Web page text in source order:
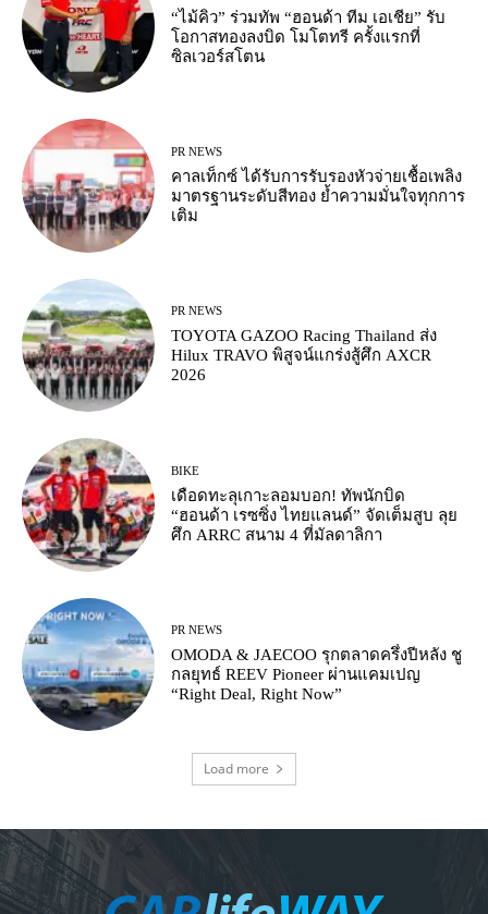
“ไม้คิว” ร่วมทัพ “ฮอนด้า ทีม เอเชีย” รับ
โอกาสทองลงบิด โมโตทรี ครั้งแรกที่
ซิลเวอร์สโตน
PR NEWS
คาลเท็กซ์ ได้รับการรับรองหัวจ่ายเชื้อเพลิง
มาตรฐานระดับสีทอง ย้ำความมั่นใจทุกการ
เติม
PR NEWS
TOYOTA GAZOO Racing Thailand ส่ง
Hilux TRAVO พิสูจน์แกร่งสู้ศึก AXCR
2026
BIKE
เดือดทะลุเกาะลอมบอก! ทัพนักบิด
“ฮอนด้า เรซซิ่ง ไทยแลนด์” จัดเต็มสูบ ลุย
ศึก ARRC สนาม 4 ที่มัลดาลิกา
PR NEWS
OMODA & JAECOO รุกตลาดครึ่งปีหลัง ชู
กลยุทธ์ REEV Pioneer ผ่านแคมเปญ
“Right Deal, Right Now”
Load more